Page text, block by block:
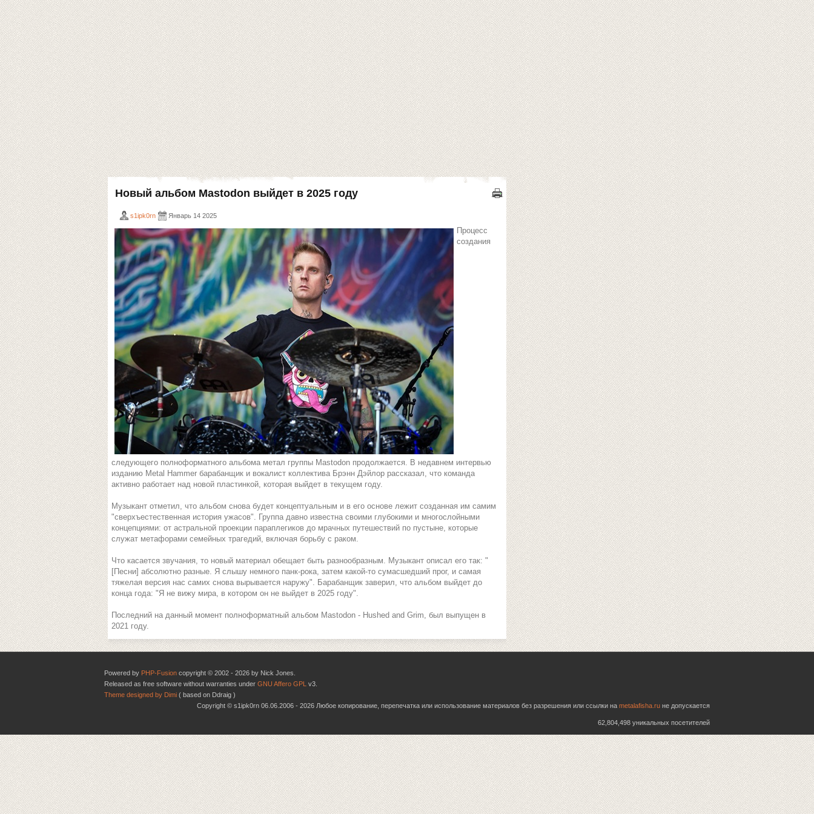
Новый альбом Mastodon выйдет в 2025 году
s1ipk0rn Январь 14 2025
Процесс
создания
следующего полноформатного альбома метал группы Mastodon продолжается. В недавнем интервью
изданию Metal Hammer барабанщик и вокалист коллектива Брэнн Дэйлор рассказал, что команда
активно работает над новой пластинкой, которая выйдет в текущем году.
Музыкант отметил, что альбом снова будет концептуальным и в его основе лежит созданная им самим
"сверхъестественная история ужасов". Группа давно известна своими глубокими и многослойными
концепциями: от астральной проекции параплегиков до мрачных путешествий по пустыне, которые
служат метафорами семейных трагедий, включая борьбу с раком.
Что касается звучания, то новый материал обещает быть разнообразным. Музыкант описал его так: "
[Песни] абсолютно разные. Я слышу немного панк-рока, затем какой-то сумасшедший прог, и самая
тяжелая версия нас самих снова вырывается наружу". Барабанщик заверил, что альбом выйдет до
конца года: "Я не вижу мира, в котором он не выйдет в 2025 году".
Последний на данный момент полноформатный альбом Mastodon - Hushed and Grim, был выпущен в
2021 году.
Powered by PHP-Fusion copyright © 2002 - 2026 by Nick Jones.
Released as free software without warranties under GNU Affero GPL v3.
Theme designed by Dimi ( based on Ddraig )
Copyright © s1ipk0rn 06.06.2006 - 2026 Любое копирование, перепечатка или использование материалов без разрешения или ссылки на metalafisha.ru не допускается
62,804,498 уникальных посетителей